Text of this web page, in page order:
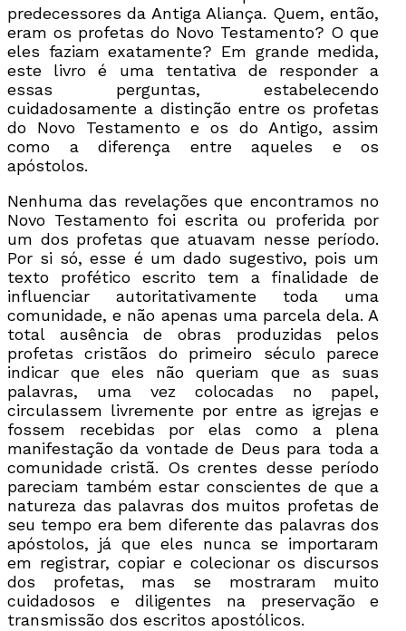
predecessores da Antiga Aliança. Quem, então,
eram os profetas do Novo Testamento? O que
eles faziam exatamente? Em grande medida,
este livro é uma tentativa de responder a
essas perguntas, estabelecendo
cuidadosamente a distinção entre os profetas
do Novo Testamento e os do Antigo, assim
como a diferença entre aqueles e os
apóstolos.
Nenhuma das revelações que encontramos no
Novo Testamento foi escrita ou proferida por
um dos profetas que atuavam nesse período.
Por si só, esse é um dado sugestivo, pois um
texto profético escrito tem a finalidade de
influenciar autoritativamente toda uma
comunidade, e não apenas uma parcela dela. A
total ausência de obras produzidas pelos
profetas cristãos do primeiro século parece
indicar que eles não queriam que as suas
palavras, uma vez colocadas no papel,
circulassem livremente por entre as igrejas e
fossem recebidas por elas como a plena
manifestação da vontade de Deus para toda a
comunidade cristã. Os crentes desse período
pareciam também estar conscientes de que a
natureza das palavras dos muitos profetas de
seu tempo era bem diferente das palavras dos
apóstolos, já que eles nunca se importaram
em registrar, copiar e colecionar os discursos
dos profetas, mas se mostraram muito
cuidadosos e diligentes na preservação e
transmissão dos escritos apostólicos.